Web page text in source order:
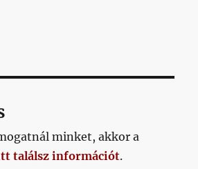
minket, akkor a
találsz információt.